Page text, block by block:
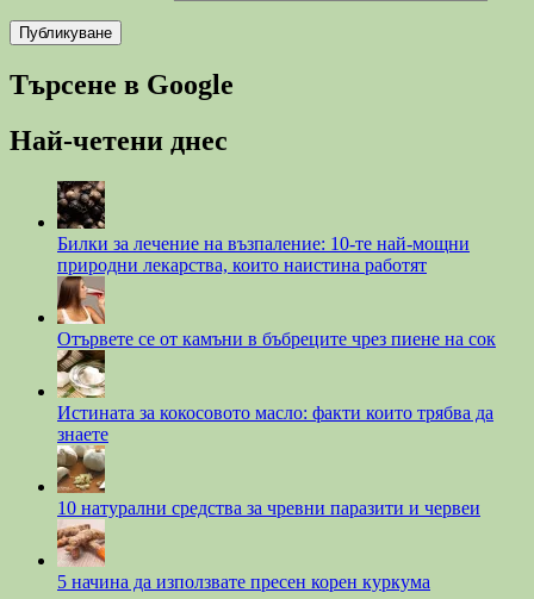
Търсене в Google
Най-четени днес
Билки за лечение на възпаление: 10-те най-мощни
природни лекарства, които наистина работят
Отървете се от камъни в бъбреците чрез пиене на сок
Истината за кокосовото масло: факти които трябва да
знаете
10 натурални средства за чревни паразити и червеи
5 начина да използвате пресен корен куркума